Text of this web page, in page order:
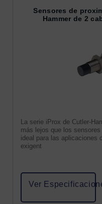
Sensores de
Hammer de 2
La serie iProx de Cutler-
más lejos que los
ideal para las aplicaciones
exigent
Ver